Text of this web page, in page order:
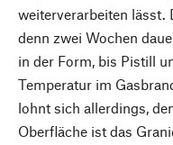
weiterverarbeiten lässt.
denn zwei Wochen
in der Form, bis Pistill
Temperatur im
lohnt sich allerdings,
Oberfläche ist das